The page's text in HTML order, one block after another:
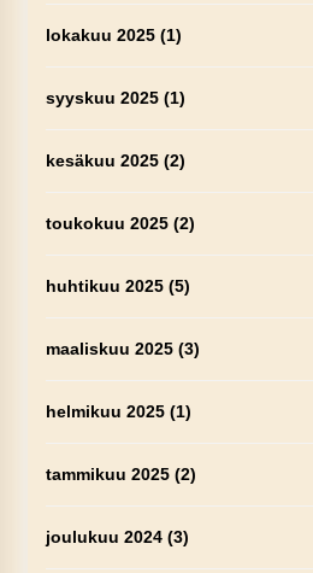
lokakuu 2025(1)
syyskuu 2025(1)
kesäkuu 2025(2)
toukokuu 2025(2)
huhtikuu 2025(5)
maaliskuu 2025(3)
helmikuu 2025(1)
tammikuu 2025(2)
joulukuu 2024(3)